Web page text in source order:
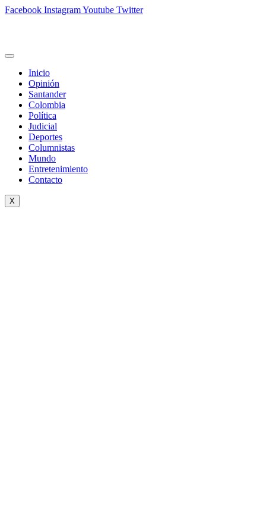
Facebook InstagramYoutube Twitter
Inicio
Opinión
Santander
Colombia
Política
Judicial
Deportes
Columnistas
Mundo
Entretenimiento
Contacto
X